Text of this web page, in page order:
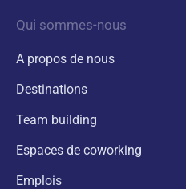
Qui sommes-nous
A propos de nous
Destinations
Team building
Espaces de coworking
Emplois